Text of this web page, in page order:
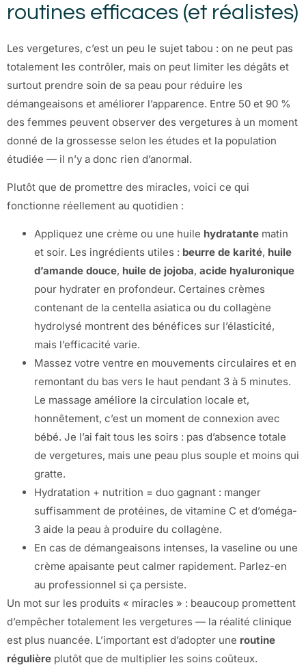
routines efficaces (et réalistes)
Les vergetures, c’est un peu le sujet tabou : on ne peut pas
totalement les contrôler, mais on peut limiter les dégâts et
surtout prendre soin de sa peau pour réduire les
démangeaisons et améliorer l’apparence. Entre 50 et 90 %
des femmes peuvent observer des vergetures à un moment
donné de la grossesse selon les études et la population
étudiée — il n’y a donc rien d’anormal.
Plutôt que de promettre des miracles, voici ce qui
fonctionne réellement au quotidien :
Appliquez une crème ou une huile hydratante matin
et soir. Les ingrédients utiles : beurre de karité, huile
d’amande douce, huile de jojoba, acide hyaluronique
pour hydrater en profondeur. Certaines crèmes
contenant de la centella asiatica ou du collagène
hydrolysé montrent des bénéfices sur l’élasticité,
mais l’efficacité varie.
Massez votre ventre en mouvements circulaires et en
remontant du bas vers le haut pendant 3 à 5 minutes.
Le massage améliore la circulation locale et,
honnêtement, c’est un moment de connexion avec
bébé. Je l’ai fait tous les soirs : pas d’absence totale
de vergetures, mais une peau plus souple et moins qui
gratte.
Hydratation + nutrition = duo gagnant : manger
suffisamment de protéines, de vitamine C et d’oméga-
3 aide la peau à produire du collagène.
En cas de démangeaisons intenses, la vaseline ou une
crème apaisante peut calmer rapidement. Parlez-en
au professionnel si ça persiste.
Un mot sur les produits « miracles » : beaucoup promettent
d’empêcher totalement les vergetures — la réalité clinique
est plus nuancée. L’important est d’adopter une routine
régulière plutôt que de multiplier les soins coûteux.